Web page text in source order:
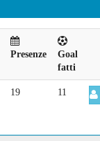
Presenze
Goal
fatti
19 11